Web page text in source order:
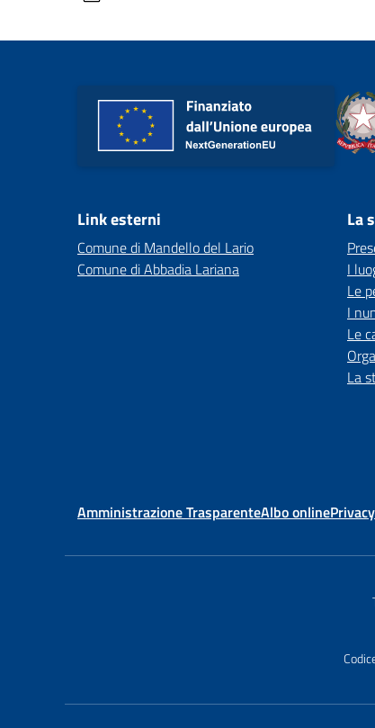
Link esterni
Comune di Mandello del Lario
Comune di Abbadia Lariana
La
I
Le
I
Le
La
Amministrazione TrasparenteAlbo online